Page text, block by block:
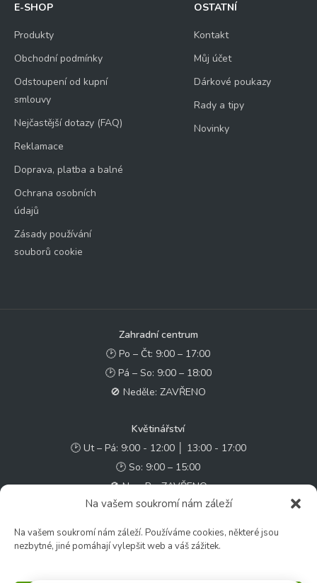
Na vašem soukromí nám záleží
Na vašem soukromí nám záleží. Používáme cookies, některé jsou
nezbytné, jiné pomáhají vylepšit web a váš zážitek.
E-SHOP
Produkty
Obchodní podmínky
Odstoupení od kupní
smlouvy
Nejčastější dotazy (FAQ)
Reklamace
Doprava, platba a balné
Ochrana osobních
údajů
Zásady používání
souborů cookie
OSTATNÍ
Kontakt
Můj účet
Dárkové poukazy
Rady a tipy
Novinky
Zahradní centrum
🕑 Po – Čt: 9:00 – 17:00
🕑 Pá – So: 9:00 – 18:00
🚫 Neděle: ZAVŘENO
Květinářství
🕑 Ut – Pá: 9:00 - 12:00 │ 13:00 - 17:00
🕑 So: 9:00 – 15:00
🚫 Ne - Po: ZAVŘENO
✉️ e-shop@zcstrakovo.cz